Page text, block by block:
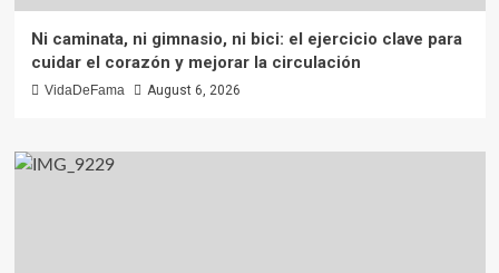
Ni caminata, ni gimnasio, ni bici: el ejercicio clave para
cuidar el corazón y mejorar la circulación
VidaDeFama August 6, 2026